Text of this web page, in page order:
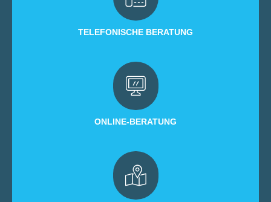
TELEFONISCHE BERATUNG
ONLINE-BERATUNG